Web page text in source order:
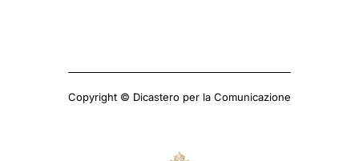
Copyright © Dicastero per la Comunicazione